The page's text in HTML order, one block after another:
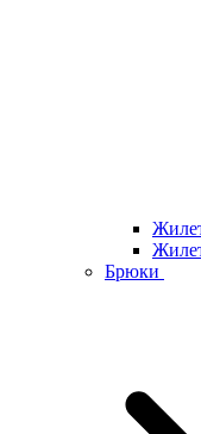
Брюки